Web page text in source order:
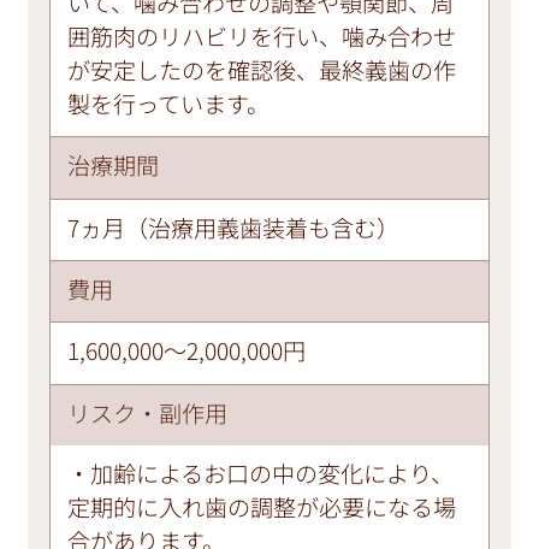
囲筋肉のリハビリを行い、噛み合わせ
が安定したのを確認後、最終義歯の作
製を行っています。
治療期間
7ヵ月（治療用義歯装着も含む）
費用
1,600,000～2,000,000円
リスク・副作用
・加齢によるお口の中の変化により、
定期的に入れ歯の調整が必要になる場
合があります。